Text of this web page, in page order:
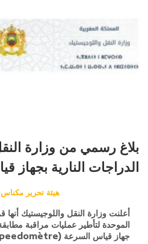
بلاغ رسمي من وزارة
الدراجات النارية بجهاز
هيئة تحرير مكناس بريس /
أعلنت وزارة النقل واللوجيستيك
الموحدة لتأطير عمليات مراقبة
جهاز قياس السرعة (speedomètre).